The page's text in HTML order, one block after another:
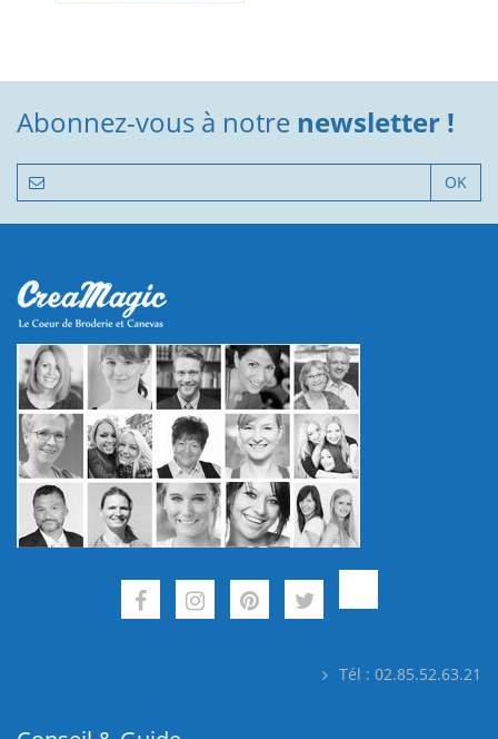
Abonnez-vous à notre newsletter !
OK
Tél : 02.85.52.63.21